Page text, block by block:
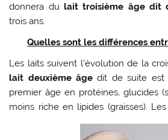
donnera du lait troisième âge dit
trois ans.
Quelles sont les différences
Les laits suivent l’évolution de la
lait deuxième âge dit de suite
premier âge en protéines, glucides
moins riche en lipides (graisses).